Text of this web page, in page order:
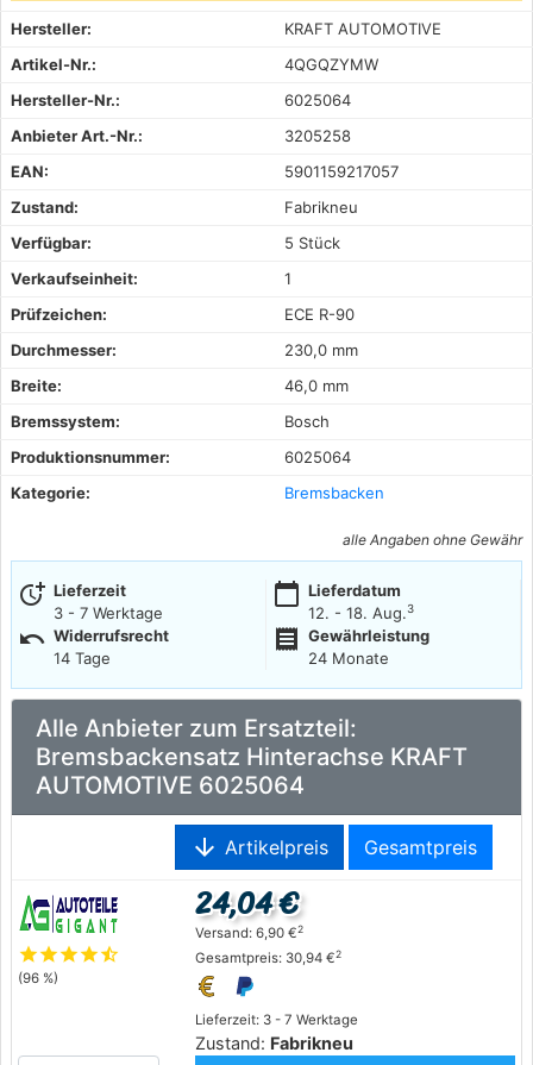
Hersteller:
KRAFT AUTOMOTIVE
Artikel-Nr.:
4QGQZYMW
Hersteller-Nr.:
6025064
Anbieter Art.-Nr.:
3205258
EAN:
5901159217057
Zustand:
Fabrikneu
Verfügbar:
5 Stück
Verkaufseinheit:
1
Prüfzeichen:
ECE R-90
Durchmesser:
230,0 mm
Breite:
46,0 mm
Bremssystem:
Bosch
Produktionsnummer:
6025064
Kategorie:
Bremsbacken
alle Angaben ohne Gewähr
more_time Lieferzeit
3 - 7 Werktage
calendar_today Lieferdatum
12. - 18. Aug.3
undo Widerrufsrecht
14 Tage
receipt
Gewährleistung
24 Monate
Alle Anbieter zum Ersatzteil:
Bremsbackensatz Hinterachse KRAFT
AUTOMOTIVE 6025064
arrow_downward Artikelpreis Gesamtpreis
starstarstarstarstar_half
(96 %)
Lieferzeit: 3 - 7 Werktage
Zustand: Fabrikneu
24,04 €
Versand: 6,90 €2
Gesamtpreis: 30,94 €2